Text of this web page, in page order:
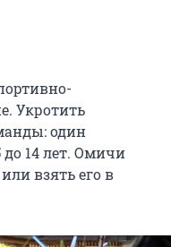
Укротить
один
до 14 лет. Омичи
взять его в